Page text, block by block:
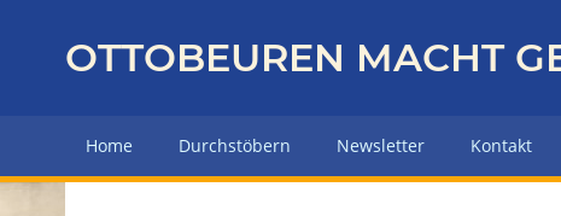
z
OTTOBEUREN MACHT
Home Durchstöbern Newsletter Kontakt